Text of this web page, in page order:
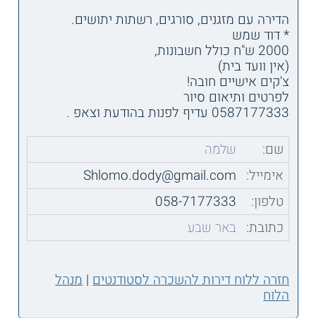
הדירה עם מזגנים, סורגים, רשתות יתושים.
* דוד שמש
2000 ש"ח כולל חשבונות,
(אין וועד בית)
צ'קים אישיים חובה!
לפרטים ותיאום סיור
0587177333 עדיף לפנות בהודעת וצאפ .
שם:
שלמה
אימייל: Shlomo.dody@gmail.com
טלפון:
058-7177333
כתובת: באר שבע
חזרה ללוח דירות להשכרה לסטודנטים|מנהל
הלוח